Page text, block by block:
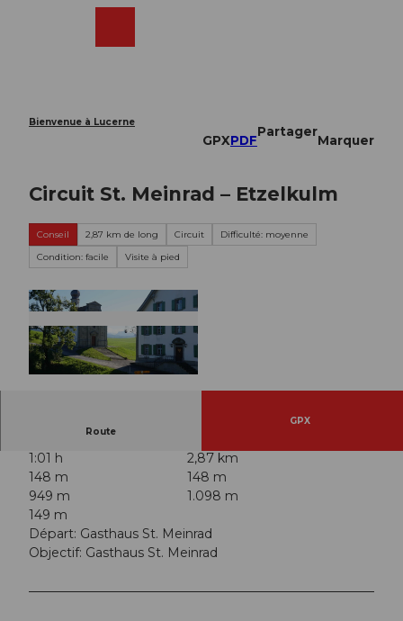
Bienvenue à Lucerne
GPXPDF
Partager
Marquer
Circuit St. Meinrad – Etzelkulm
Conseil 2,87 km de long Circuit
Difficulté: moyenne
Condition: facile
Visite à pied
Route
GPX
1:01 h
2,87 km
148 m
148 m
949 m
1.098 m
149 m
Départ: Gasthaus St. Meinrad
Objectif: Gasthaus St. Meinrad